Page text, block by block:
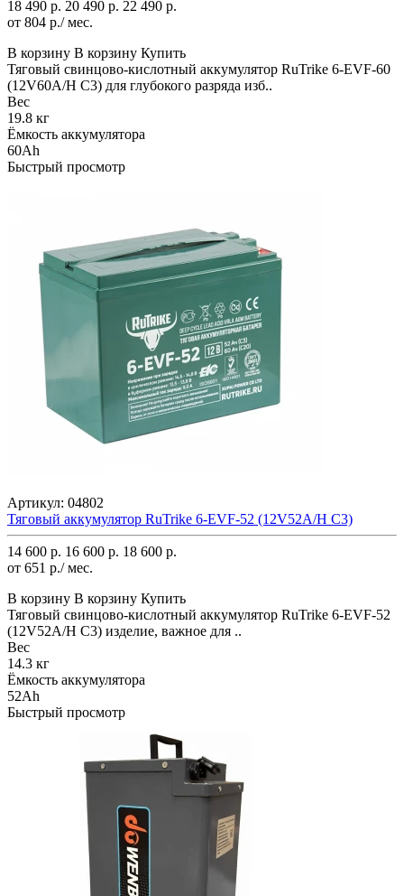
18 490 р. 20 490 р. 22 490 р.
от 804 р./ мес.
В корзину В корзину Купить
Тяговый свинцово-кислотный аккумулятор RuTrike 6-EVF-60
(12V60A/H C3) для глубокого разряда изб..
Вес
19.8 кг
Ёмкость аккумулятора
60Ah
Быстрый просмотр
Артикул: 04802
Тяговый аккумулятор RuTrike 6-EVF-52 (12V52A/H C3)
14 600 р. 16 600 р. 18 600 р.
от 651 р./ мес.
В корзину В корзину Купить
Тяговый свинцово-кислотный аккумулятор RuTrike 6-EVF-52
(12V52A/H C3) изделие, важное для ..
Вес
14.3 кг
Ёмкость аккумулятора
52Ah
Быстрый просмотр